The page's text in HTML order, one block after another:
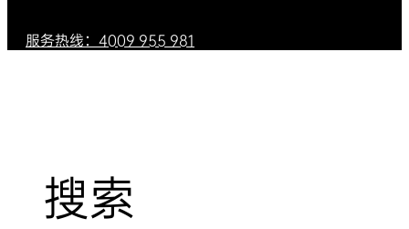
服务热线：4009 955 981
搜索